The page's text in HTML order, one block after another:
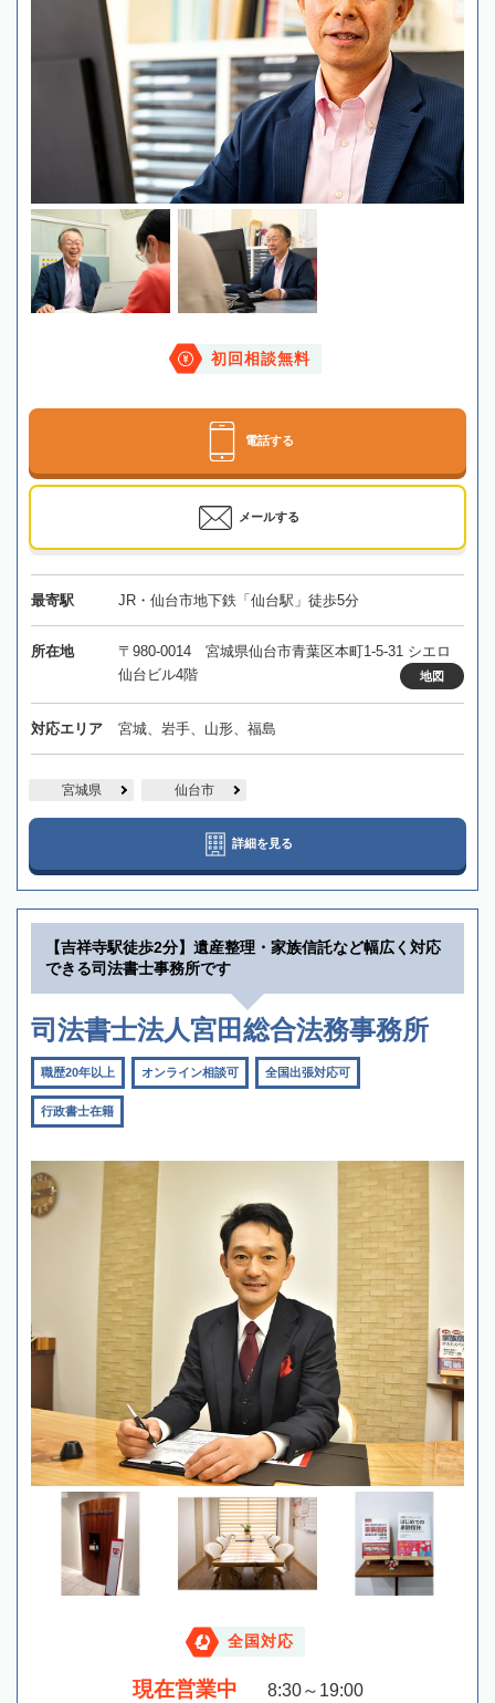
初回相談無料
電話する
メールする
最寄駅 JR・仙台市地下鉄「仙台駅」徒歩5分
所在地
〒980-0014 宮城県仙台市青葉区本町1-5-31 シエロ
仙台ビル4階
地図
対応エリア 宮城、岩手、山形、福島
宮城県 仙台市
詳細を見る
【吉祥寺駅徒歩2分】遺産整理・家族信託など幅広く対応
できる司法書士事務所です
司法書士法人宮田総合法務事務所
職歴20年以上 オンライン相談可 全国出張対応可
行政書士在籍
全国対応
現在営業中 8:30～19:00